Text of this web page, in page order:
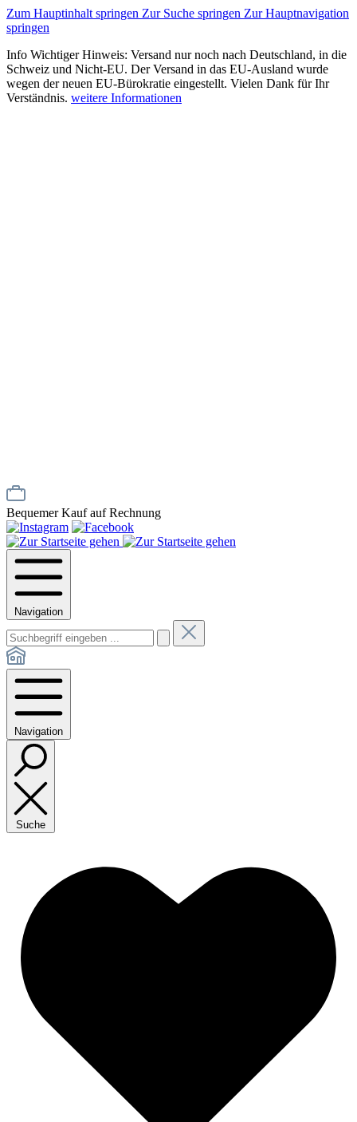
Zum Hauptinhalt springen Zur Suche springen Zur Hauptnavigation
springen
Info Wichtiger Hinweis: Versand nur noch nach Deutschland, in die
Schweiz und Nicht-EU. Der Versand in das EU-Ausland wurde
wegen der neuen EU-Bürokratie eingestellt. Vielen Dank für Ihr
Verständnis. weitere Informationen
Bequemer Kauf auf Rechnung
Navigation
Navigation
Suche